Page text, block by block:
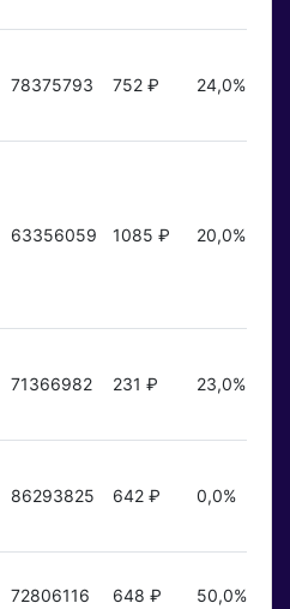
78375793 752 ₽ 24,0%
63356059 1085 ₽ 20,0%
71366982 231 ₽ 23,0%
86293825 642 ₽ 0,0%
72806116 648 ₽ 50,0%